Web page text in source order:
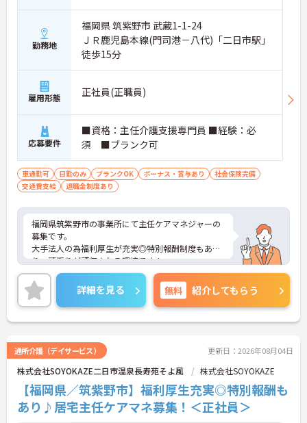
勤務地
福岡県 筑紫野市 武蔵1-1-24
ＪＲ鹿児島本線(門司港－八代)「二日市駅」
徒歩15分
雇用形態 正社員(正職員)
応募要件
■資格：主任介護支援専門員 ■経験：必
須 ■ブランク可
車通勤可 日勤のみ ブランクOK ボーナス・賞与あり
社会保険完備
交通費支給
退職金制度あり
福岡県筑紫野市の事業所にて主任ケアマネジャーの
募集です。
大手法人の為福利厚生が充実◎特別報酬制度もあ
り、頑張りが評価される環境です！
リフレッシュ休暇が年間17日とプライベートとの両
立も可能です。
ご興味のある方には、面接対策ポイントなどさらに
詳細をお話いたしますので、お気軽にご相談くださ
い。
詳細を見る 無料 紹介してもらう
通所介護（デイサービス） 更新日：2026年08月04日
株式会社SOYOKAZE二日市温泉長寿苑そよ風 株式会社SOYOKAZE
【福岡県／筑紫野市】福利厚生充実◎特別報酬も
あり♪居宅主任ケアマネ募集！＜正社員＞